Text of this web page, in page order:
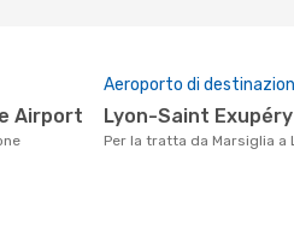
Airport
Aeroporto di
Lyon-Saint
Per la tratta da Marsiglia a